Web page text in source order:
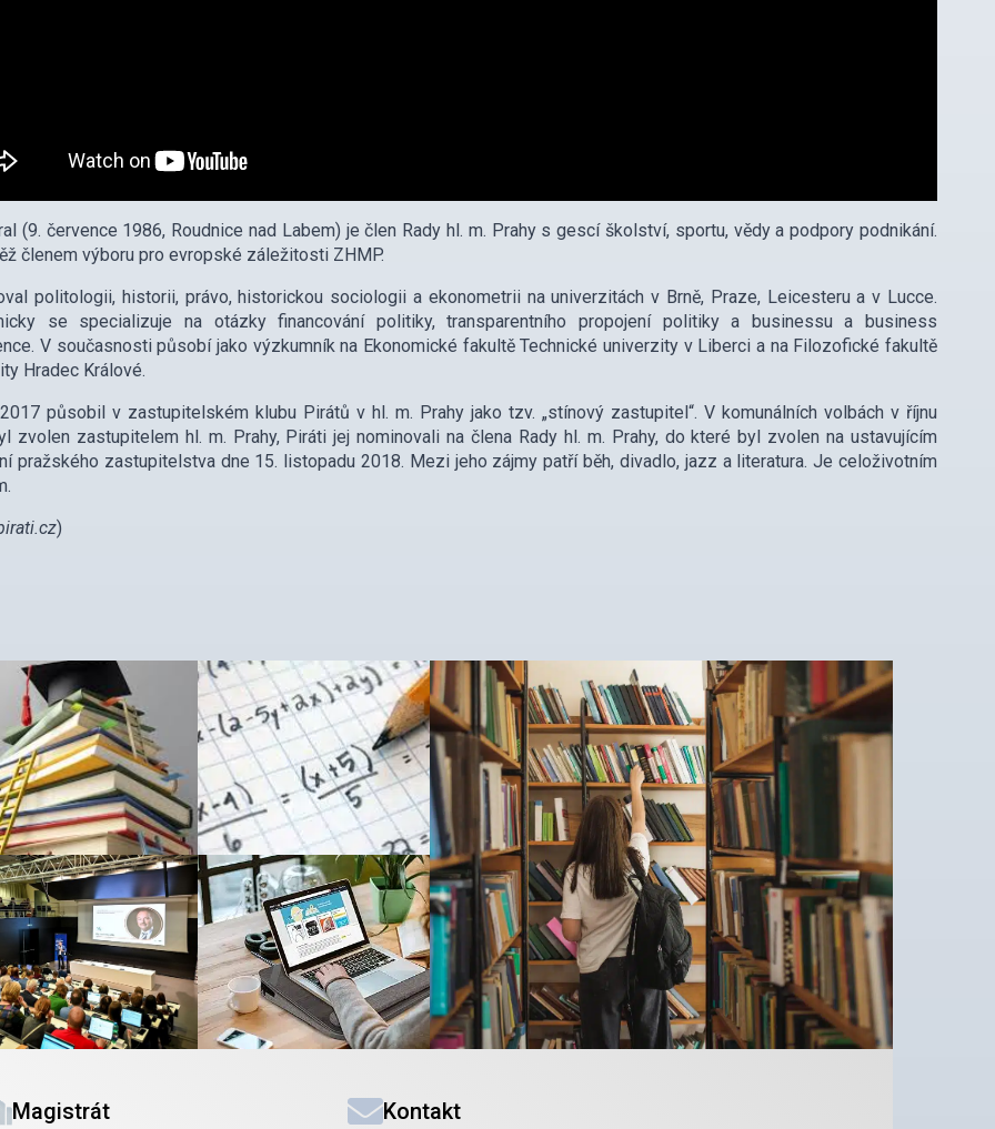
(9. července 1986, Roudnice nad Labem) je člen Rady hl. m. Prahy s gescí školství, sportu, vědy a podpory podnikání.
členem výboru pro evropské záležitosti ZHMP.
politologii, historii, právo, historickou sociologii a ekonometrii na univerzitách v Brně, Praze, Leicesteru a v Lucce.
se specializuje na otázky financování politiky, transparentního propojení politiky a businessu a business
V současnosti působí jako výzkumník na Ekonomické fakultě Technické univerzity v Liberci a na Filozofické fakultě
Hradec Králové.
působil v zastupitelském klubu Pirátů v hl. m. Prahy jako tzv. „stínový zastupitel“. V komunálních volbách v říjnu
zvolen zastupitelem hl. m. Prahy, Piráti jej nominovali na člena Rady hl. m. Prahy, do které byl zvolen na ustavujícím
pražského zastupitelstva dne 15. listopadu 2018. Mezi jeho zájmy patří běh, divadlo, jazz a literatura. Je celoživotním
)
Magistrát Kontakt